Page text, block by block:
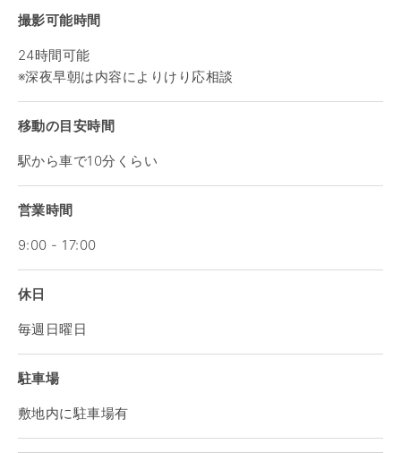
撮影可能時間
24時間可能
※深夜早朝は内容によりけり応相談
移動の目安時間
駅から車で10分くらい
営業時間
9:00 - 17:00
休日
毎週日曜日
駐車場
敷地内に駐車場有